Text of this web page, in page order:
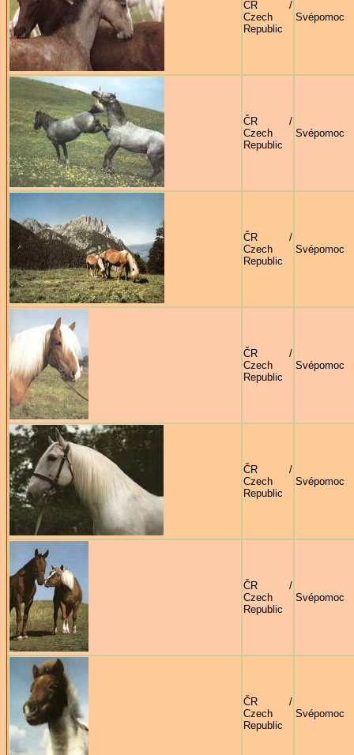
ČR /
Czech
Republic
Svépomoc
ČR /
Czech
Republic
Svépomoc
ČR /
Czech
Republic
Svépomoc
ČR /
Czech
Republic
Svépomoc
ČR /
Czech
Republic
Svépomoc
ČR /
Czech
Republic
Svépomoc
ČR /
Czech
Republic
Svépomoc